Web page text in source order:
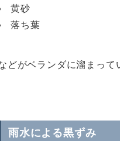
黄砂
落ち葉
どがベランダに溜まって
雨水による黒ずみ